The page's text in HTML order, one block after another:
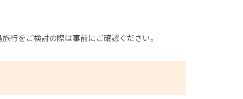
行をご検討の際は事前にご確認ください。